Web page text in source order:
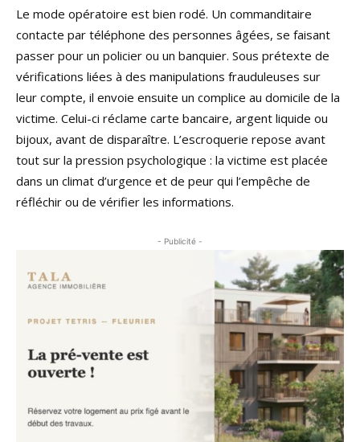
Le mode opératoire est bien rodé. Un commanditaire
contacte par téléphone des personnes âgées, se faisant
passer pour un policier ou un banquier. Sous prétexte de
vérifications liées à des manipulations frauduleuses sur
leur compte, il envoie ensuite un complice au domicile de la
victime. Celui-ci réclame carte bancaire, argent liquide ou
bijoux, avant de disparaître. L’escroquerie repose avant
tout sur la pression psychologique : la victime est placée
dans un climat d’urgence et de peur qui l’empêche de
réfléchir ou de vérifier les informations.
- Publicité -